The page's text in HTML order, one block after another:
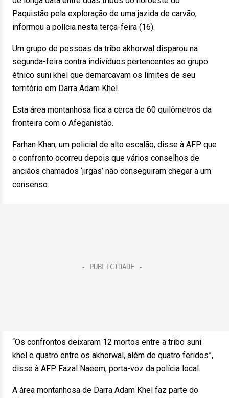
Paquistão pela exploração de uma jazida de carvão,
informou a polícia nesta terça-feira (16).
Um grupo de pessoas da tribo akhorwal disparou na
segunda-feira contra indivíduos pertencentes ao grupo
étnico suni khel que demarcavam os limites de seu
território em Darra Adam Khel.
Esta área montanhosa fica a cerca de 60 quilômetros da
fronteira com o Afeganistão.
Farhan Khan, um policial de alto escalão, disse à AFP que
o confronto ocorreu depois que vários conselhos de
anciãos chamados ‘jirgas’ não conseguiram chegar a um
consenso.
“Os confrontos deixaram 12 mortos entre a tribo suni
khel e quatro entre os akhorwal, além de quatro feridos”,
disse à AFP Fazal Naeem, porta-voz da polícia local.
A área montanhosa de Darra Adam Khel faz parte do